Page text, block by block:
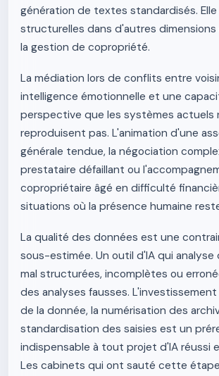
génération de textes standardisés.
structurelles dans d'autres
la gestion de copropriété.
La médiation lors de conflits entre
intelligence émotionnelle et une
perspective que les systèmes actuels
reproduisent pas. L'animation d'une
générale tendue, la négociation
prestataire défaillant ou
copropriétaire âgé en difficulté
situations où la présence humaine
La qualité des données est une
sous-estimée. Un outil d'IA qui analyse
mal structurées, incomplètes ou
des analyses fausses.
de la donnée, la numérisation des
standardisation des saisies est un
indispensable à tout projet d'IA réussi
Les cabinets qui ont sauté cette